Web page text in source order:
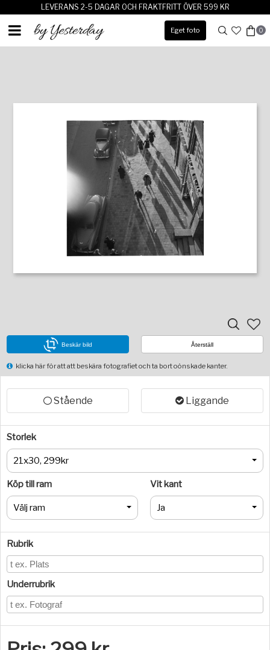
LEVERANS 2-5 DAGAR OCH FRAKTFRITT ÖVER 599 KR
Eget foto 0
Beskär bild Återställ
klicka här för att att beskära fotografiet och ta bort oönskade kanter.
Stående Liggande
Storlek
21x30, 299kr
Köp till ram
Välj ram
Vit kant
Ja
Rubrik
Underrubrik